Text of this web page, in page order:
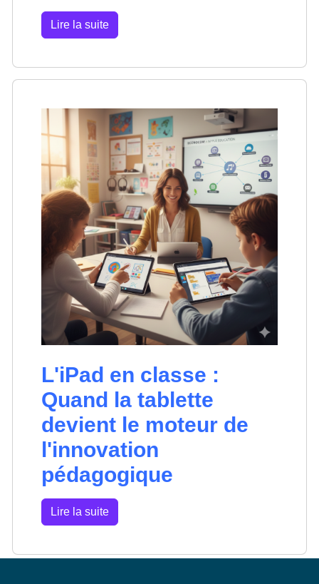
Lire la suite
L'iPad en classe :
Quand la tablette
devient le moteur de
l'innovation
pédagogique
Lire la suite